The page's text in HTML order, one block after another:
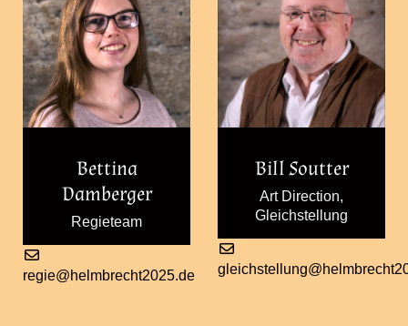
Bettina
Damberger
Regieteam
regie@helmbrecht2025.de
Bill Soutter
Art Direction,
Gleichstellung